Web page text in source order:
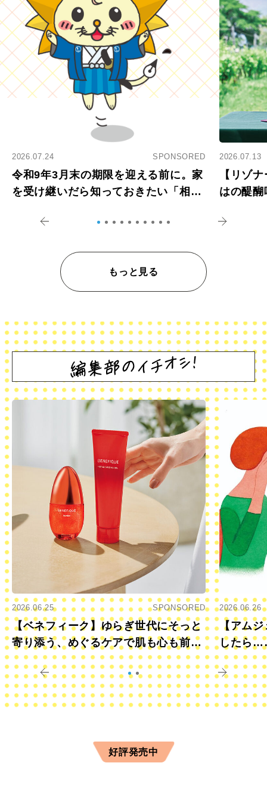
2026.07.24 SPONSORED
令和9年3月末の期限を迎える前に。家
を受け継いだら知っておきたい「相続
2026.07.13
【リゾ
はの醍
もっと見る
2026.06.25 SPONSORED
【ベネフィーク】ゆらぎ世代にそっと
寄り添う、めぐるケアで肌も心も前向
きに
2026.06.26
【アムジ
したら
すか？
好評発売中